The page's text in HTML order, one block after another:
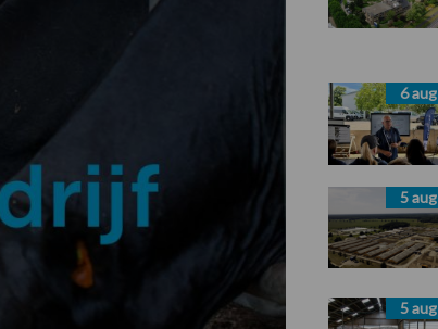
6 aug
5 aug
5 aug